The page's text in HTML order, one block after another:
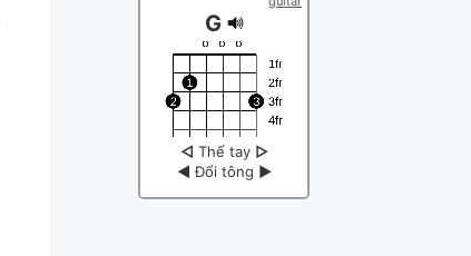
G
◁ Thế tay ▷
◀ Đổi tông ▶